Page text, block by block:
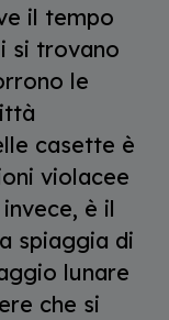
il tempo
si trovano
le
casette è
violacee
invece, è il
spiaggia di
lunare
che si